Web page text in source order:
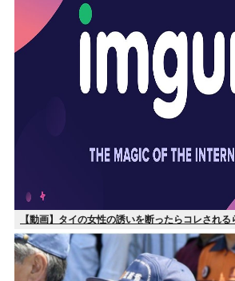
【動画】タイの女性の誘いを断ったらコレされる